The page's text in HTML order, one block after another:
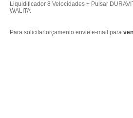
Liquidificador 8 Velocidades + Pulsar
WALITA
Para solicitar orçamento envie e-mail para